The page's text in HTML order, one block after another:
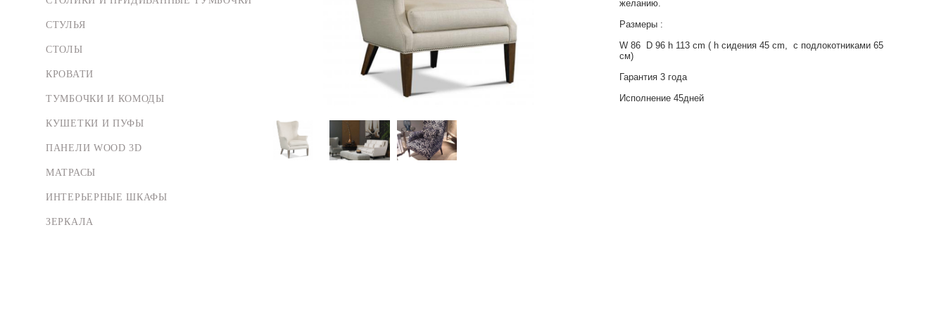
СТУЛЬЯ
СТОЛЫ
КРОВАТИ
ТУМБОЧКИ И КОМОДЫ
КУШЕТКИ И ПУФЫ
ПАНЕЛИ WOOD 3D
МАТРАСЫ
ИНТЕРЬЕРНЫЕ ШКАФЫ
ЗЕРКАЛА
желанию.
Размеры :
W 86 D 96 h 113 cm ( h сидения 45 cm, с подлокотниками 65
см)
Гарантия 3 года
Исполнение 45дней